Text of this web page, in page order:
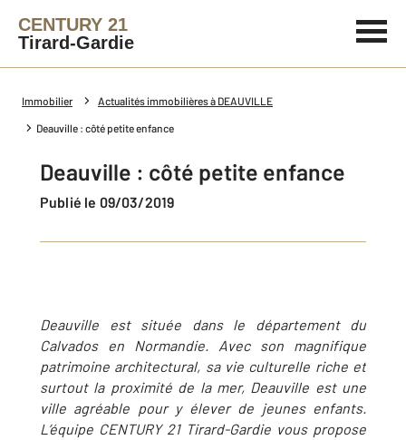
CENTURY 21
Tirard-Gardie
Immobilier Actualités immobilières à DEAUVILLE
Deauville : côté petite enfance
Deauville : côté petite enfance
Publié le 09/03/2019
Deauville est située dans le département du
Calvados en Normandie. Avec son magnifique
patrimoine architectural, sa vie culturelle riche et
surtout la proximité de la mer, Deauville est une
ville agréable pour y élever de jeunes enfants.
L’équipe CENTURY 21 Tirard-Gardie vous propose